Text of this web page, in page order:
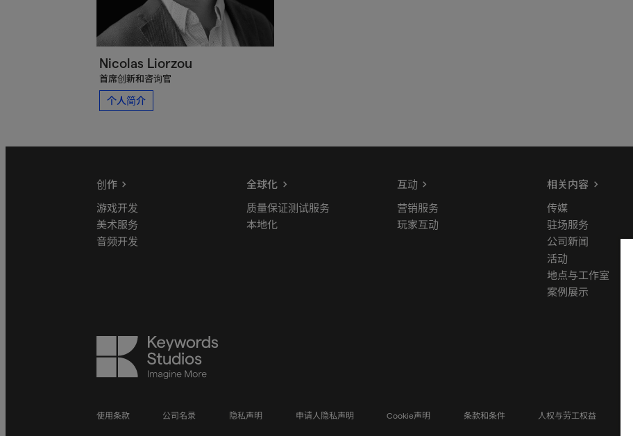
Nicolas Liorzou
首席创新和咨询官
个人简介
创作
游戏开发
美术服务
音频开发
全球化
质量保证测试服务
本地化
互动
营销服务
玩家互动
相关内容
传媒
驻场服务
公司新闻
活动
地点与工作室
案例展示
Keywords
Studios
使用条款 公司名录 隐私声明 申请人隐私声明 Cookie声明 条款和条件 人权与劳工权益